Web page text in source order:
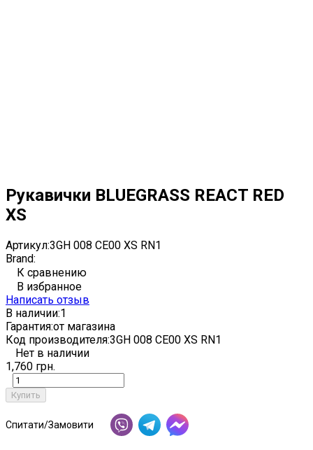
Рукавички BLUEGRASS REACT RED
XS
Артикул:3GH 008 CE00 XS RN1
Brand:
К сравнению
В избранное
Написать отзыв
В наличии:1
Гарантия:от магазина
Код производителя:3GH 008 CE00 XS RN1
Нет в наличии
1,760 грн.
Купить
Спитати/Замовити